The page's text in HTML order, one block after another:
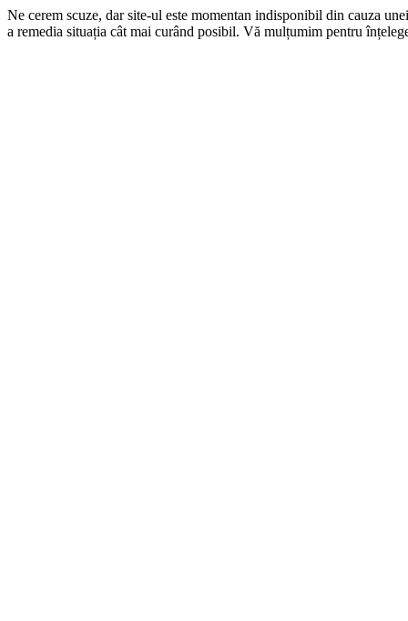
Ne cerem scuze, dar site-ul este momentan indisponibil din cauza
a remedia situația cât mai curând posibil. Vă mulțumim pentru